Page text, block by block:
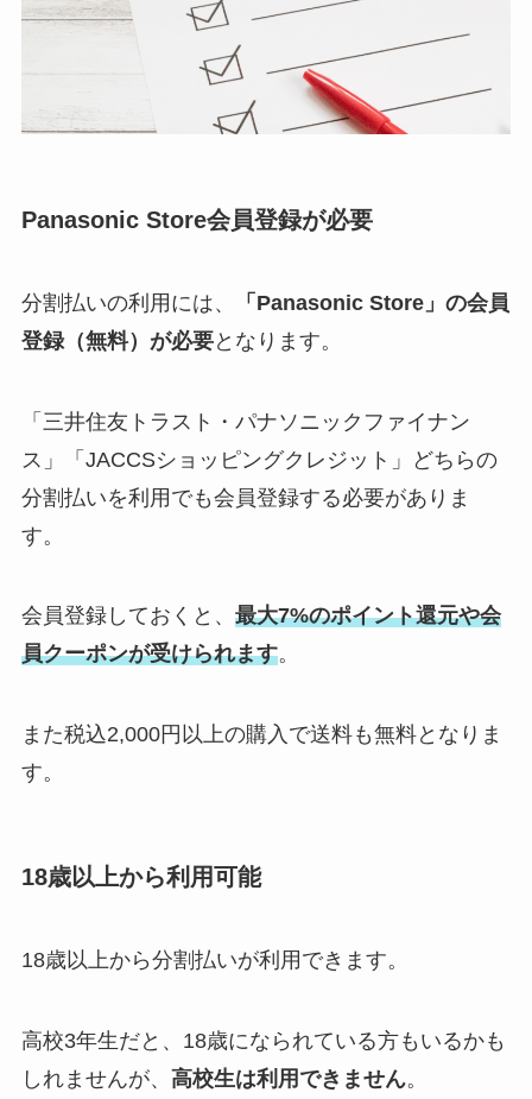
Panasonic Store会員登録が必要
分割払いの利用には、
「Panasonic Store」の会員
登録（無料）が必要となります。
「三井住友トラスト・パナソニックファイナン
ス」「JACCSショッピングクレジット」どちらの
分割払いを利用でも会員登録する必要がありま
す。
会員登録しておくと、 最大7%のポイント還元や会
員クーポンが受けられます。
また税込2,000円以上の購入で送料も無料となりま
す。
18歳以上から利用可能
18歳以上から分割払いが利用できます。
高校3年生だと、18歳になられている方もいるかも
しれませんが、 高校生は利用できません。